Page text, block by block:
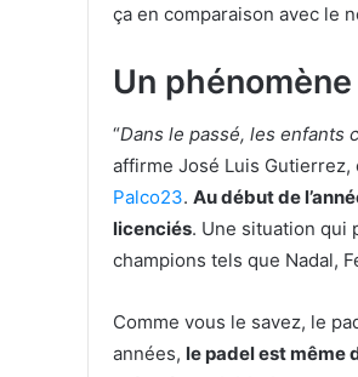
ça en comparaison avec le
Un
“Dans le passé, les enfants
affirme José Luis Gutierrez,
Palco23. Au début de
licenciés. Une situation qui
champions tels que Nadal,
Comme vous le savez, le
années, le padel est même